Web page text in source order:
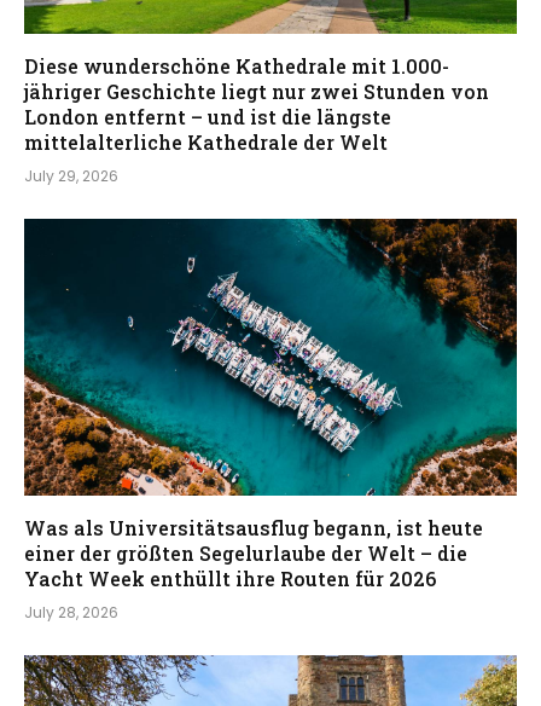
Diese wunderschöne Kathedrale mit 1.000-
jähriger Geschichte liegt nur zwei Stunden von
London entfernt – und ist die längste
mittelalterliche Kathedrale der Welt
July 29, 2026
Was als Universitätsausflug begann, ist heute
einer der größten Segelurlaube der Welt – die
Yacht Week enthüllt ihre Routen für 2026
July 28, 2026